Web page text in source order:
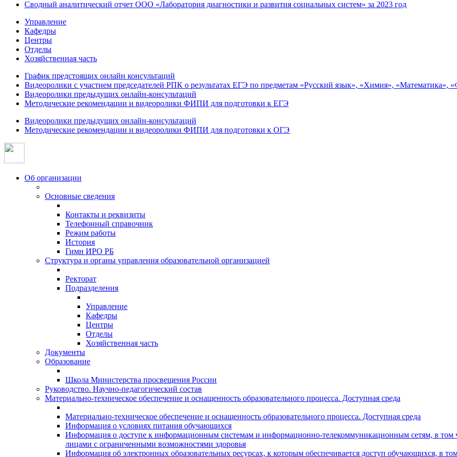
Сводный аналитический отчет ООО «Лаборатория диагностики и развития социальных систем» за 2023 год
Управление
Кафедры
Центры
Отделы
Хозяйственная часть
График предстоящих онлайн консультаций
Видеоролики с участием председателей РПК о результатах ЕГЭ по предметам «Русский язык», «Химия», «Математика»,
Видеоролики предыдущих онлайн-консультаций
Методические рекомендации и видеоролики ФИПИ для подготовки к ЕГЭ
Видеоролики предыдущих онлайн-консультаций
Методические рекомендации и видеоролики ФИПИ для подготовки к ОГЭ
Об организации
Основные сведения
Контакты и реквизиты
Телефонный справочник
Режим работы
История
Гимн ИРО РБ
Структура и органы управления образовательной организацией
Ректорат
Подразделения
Управление
Кафедры
Центры
Отделы
Хозяйственная часть
Документы
Образование
Школа Министерства просвещения России
Руководство. Научно-педагогический состав
Материально-техническое обеспечение и оснащенность образовательного процесса. Доступная среда
Материально-техническое обеспечение и оснащенность образовательного процесса. Доступная среда
Информация о условиях питания обучающихся
Информация о доступе к информационным системам и информационно-телекоммуникационным сетям, в том
лицами с ограниченными возможностями здоровья
Информация об электронных образовательных ресурсах, к которым обеспечивается доступ обучающихся, в